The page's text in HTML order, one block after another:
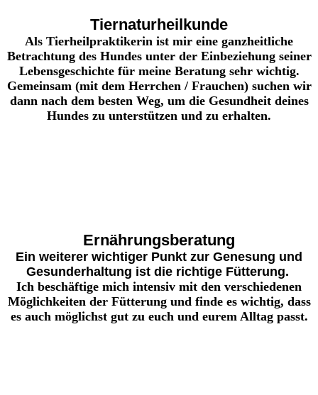
Tiernaturheilkunde
Als Tierheilpraktikerin ist mir eine ganzheitliche
Betrachtung des Hundes unter der Einbeziehung seiner
Lebensgeschichte für meine Beratung sehr wichtig.
Gemeinsam (mit dem Herrchen / Frauchen) suchen wir
dann nach dem besten Weg, um die Gesundheit deines
Hundes zu unterstützen und zu erhalten.
Ernährungsberatung
Ein weiterer wichtiger Punkt zur Genesung und
Gesunderhaltung ist die richtige Fütterung.
Ich beschäftige mich intensiv mit den verschiedenen
Möglichkeiten der Fütterung und finde es wichtig, dass
es auch möglichst gut zu euch und eurem Alltag passt.